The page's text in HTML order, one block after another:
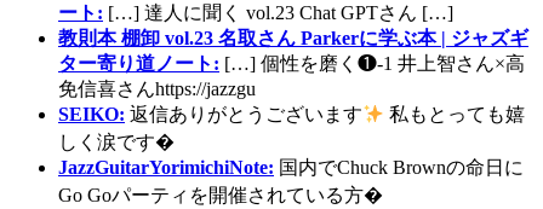
ート: […] 達人に聞く vol.23 Chat GPTさん […]
教則本 棚卸 vol.23 名取さん Parkerに学ぶ本 | ジャズギ
ター寄り道ノート: […] 個性を磨く❶-1 井上智さん×高
免信喜さんhttps://jazzgu
SEIKO: 返信ありがとうございます
私もとっても嬉
しく涙です�
JazzGuitarYorimichiNote: 国内でChuck Brownの命日に
Go Goパーティを開催されている方�